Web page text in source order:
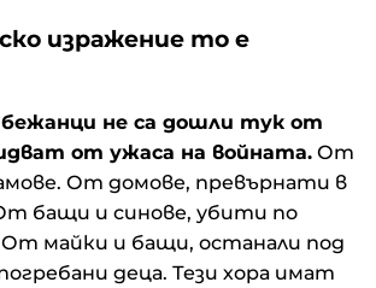
изражение то е
не са дошли тук от
от ужаса на войната. От
От домове, превърнати в
бащи и синове, убити по
майки и бащи, останали под
деца. Тези хора имат